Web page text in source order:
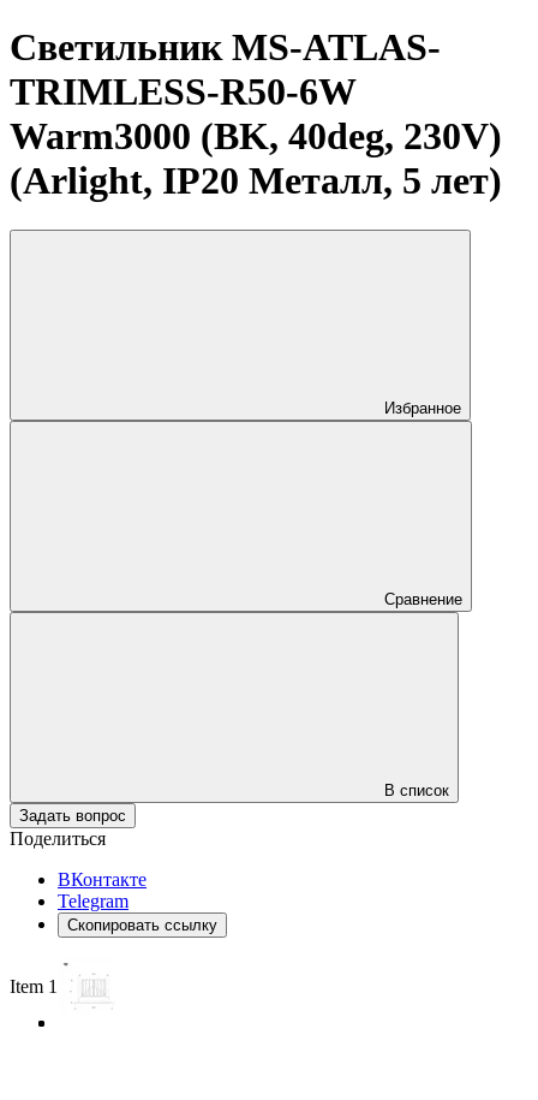
Светильник MS-ATLAS-
TRIMLESS-R50-6W
Warm3000 (BK, 40deg, 230V)
(Arlight, IP20 Металл, 5 лет)
Избранное
Сравнение
В список
Задать вопрос
Поделиться
ВКонтакте
Telegram
Скопировать ссылку
Item 1 of 3